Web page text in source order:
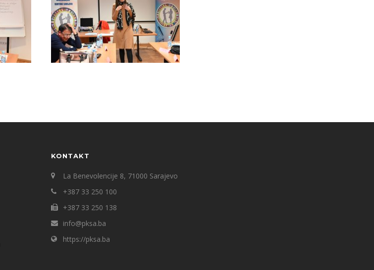
KONTAKT
La Benevolencije 8, 71000 Sarajevo
+387 33 250 100
+387 33 250 138
info@pksa.ba
https://pksa.ba